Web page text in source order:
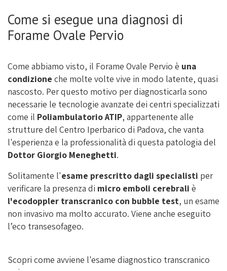
Come si esegue una diagnosi di
Forame Ovale Pervio
Come abbiamo visto, il Forame Ovale Pervio è una
condizione che molte volte vive in modo latente, quasi
nascosto. Per questo motivo per diagnosticarla sono
necessarie le tecnologie avanzate dei centri specializzati
come il Poliambulatorio ATIP, appartenente alle
strutture del Centro Iperbarico di Padova, che vanta
l'esperienza e la professionalità di questa patologia del
Dottor Giorgio Meneghetti.
Solitamente l'esame prescritto dagli specialisti per
verificare la presenza di micro emboli cerebrali è
l'ecodoppler transcranico con bubble test, un esame
non invasivo ma molto accurato. Viene anche eseguito
l’eco transesofageo.
Scopri come avviene l'esame diagnostico transcranico